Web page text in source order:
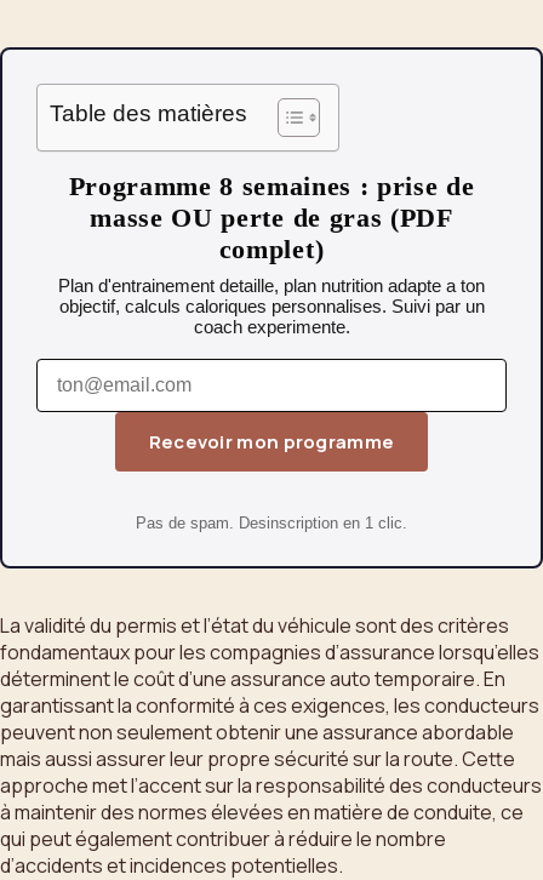
Table des matières
Programme 8 semaines : prise de
masse OU perte de gras (PDF
complet)
Plan d'entrainement detaille, plan nutrition adapte a ton
objectif, calculs caloriques personnalises. Suivi par un
coach experimente.
Recevoir mon programme
Pas de spam. Desinscription en 1 clic.
La validité du permis et l’état du véhicule sont des critères
fondamentaux pour les compagnies d’assurance lorsqu’elles
déterminent le coût d’une assurance auto temporaire. En
garantissant la conformité à ces exigences, les conducteurs
peuvent non seulement obtenir une assurance abordable
mais aussi assurer leur propre sécurité sur la route. Cette
approche met l’accent sur la responsabilité des conducteurs
à maintenir des normes élevées en matière de conduite, ce
qui peut également contribuer à réduire le nombre
d’accidents et incidences potentielles.